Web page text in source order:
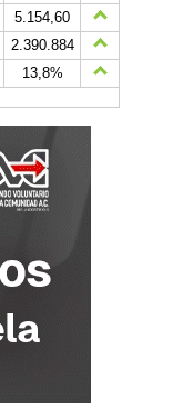
5.154,60
2.390.884
13,8%